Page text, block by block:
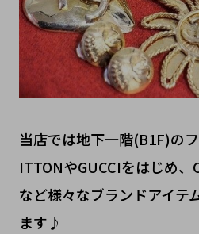
当店では地下一階(B1F)の
ITTONやGUCCIをはじめ、
など様々なブランドアイテ
ます♪